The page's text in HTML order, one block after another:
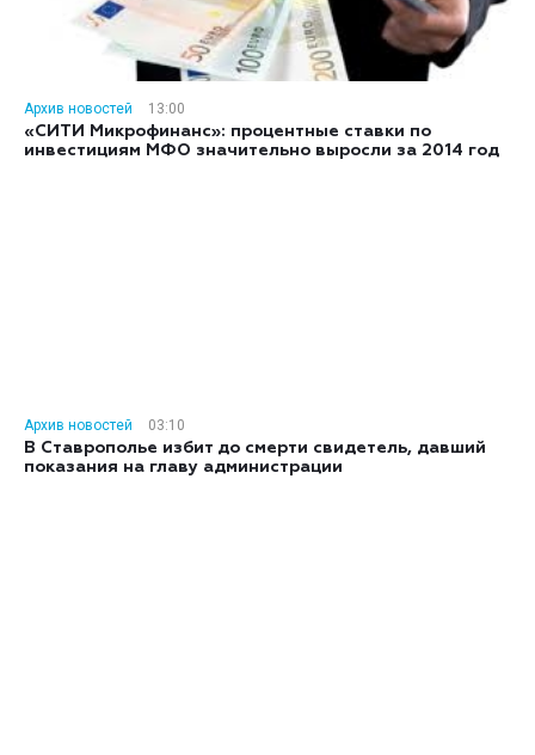
Архив новостей
13:00
«СИТИ Микрофинанс»: процентные ставки по
инвестициям МФО значительно выросли за 2014 год
Архив новостей
03:10
В Ставрополье избит до смерти свидетель, давший
показания на главу администрации